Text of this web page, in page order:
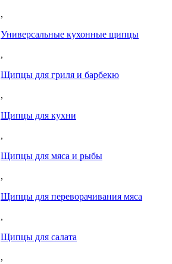
,
Универсальные кухонные щипцы
,
Щипцы для гриля и барбекю
,
Щипцы для кухни
,
Щипцы для мяса и рыбы
,
Щипцы для переворачивания мяса
,
Щипцы для салата
,